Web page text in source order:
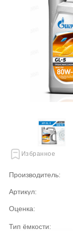
Избранное
Производитель:
Артикул:
Оценка:
Тип ёмкости: